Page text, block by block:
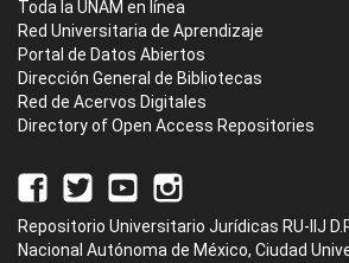
Toda la UNAM en línea
Red Universitaria de Aprendizaje
Portal de Datos Abiertos
Dirección General de Bibliotecas
Red de Acervos Digitales
Directory of Open Access Repositories
Repositorio Universitario Jurídicas RU-IIJ
Nacional Autónoma de México, Ciudad